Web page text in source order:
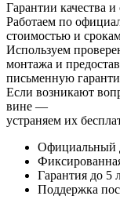
Гарантии качества и
Работаем по
стоимостью и
Используем
монтажа и
письменную
Если возникают
вине —
устраняем их
Официальный
Гарантия до 5
Поддержка